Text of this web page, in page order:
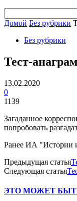
Домой Без рубрики
Без рубрики
Тест-
13.02.2020
0
1139
Загаданное
попробовать
Ранее ИА "Истории
Предыдущая статья
Следующая статья
ЭТО МОЖЕТ